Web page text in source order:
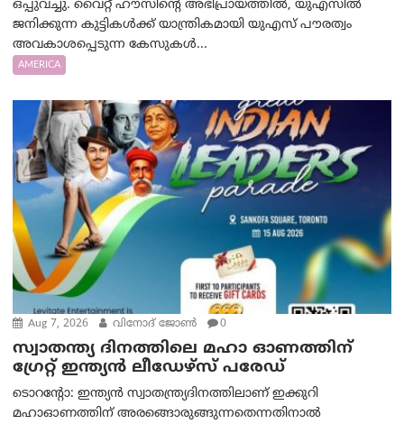
ഒപ്പുവച്ചു. വൈറ്റ് ഹൗസിന്റെ അഭിപ്രായത്തിൽ, യുഎസിൽ
ജനിക്കുന്ന കുട്ടികൾക്ക് യാന്ത്രികമായി യുഎസ് പൗരത്വം
അവകാശപ്പെടുന്ന കേസുകൾ...
AMERICA
Aug 7, 2026 വിനോദ് ജോൺ 0
സ്വാതന്ത്യ ദിനത്തിലെ മഹാ ഓണത്തിന്
ഗ്രേറ്റ് ഇന്ത്യൻ ലീഡേഴ്സ് പരേഡ്
ടൊറന്റോ: ഇന്ത്യൻ സ്വാതന്ത്ര്യദിനത്തിലാണ് ഇക്കുറി
മഹാഓണത്തിന് അരങ്ങൊരുങ്ങുന്നതെന്നതിനാൽ